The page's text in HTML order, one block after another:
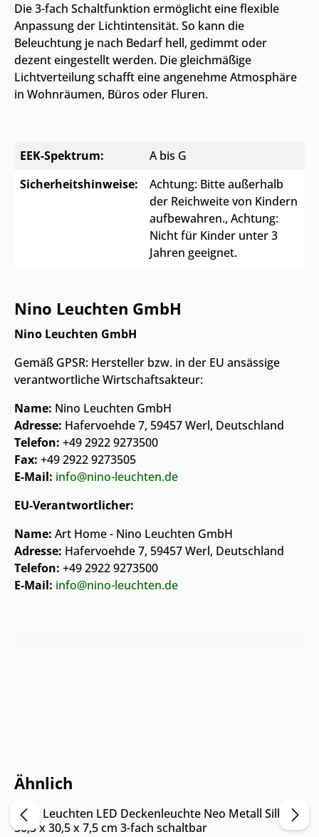
Die 3-fach Schaltfunktion ermöglicht eine flexible
Anpassung der Lichtintensität. So kann die
Beleuchtung je nach Bedarf hell, gedimmt oder
dezent eingestellt werden. Die gleichmäßige
Lichtverteilung schafft eine angenehme Atmosphäre
in Wohnräumen, Büros oder Fluren.
EEK-Spektrum:
A bis G
Sicherheitshinweise:
Achtung: Bitte außerhalb
der Reichweite von Kindern
aufbewahren., Achtung:
Nicht für Kinder unter 3
Jahren geeignet.
Nino Leuchten GmbH
Nino Leuchten GmbH
Gemäß GPSR: Hersteller bzw. in der EU ansässige
verantwortliche Wirtschaftsakteur:
Name: Nino Leuchten GmbH
Adresse: Hafervoehde 7, 59457 Werl, Deutschland
Telefon: +49 2922 9273500
Fax: +49 2922 9273505
E-Mail: info@nino-leuchten.de
EU-Verantwortlicher:
Name: Art Home - Nino Leuchten GmbH
Adresse: Hafervoehde 7, 59457 Werl, Deutschland
Telefon: +49 2922 9273500
E-Mail: info@nino-leuchten.de
Ähnlich
Nur Online erhältlich
Nino Leuchten LED Deckenleuchte Neo Metall Silber
30,5 x 30,5 x 7,5 cm 3-fach schaltbar